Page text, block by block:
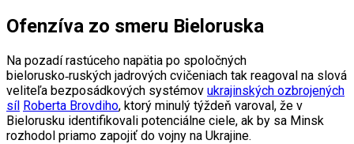
Ofenzíva zo smeru Bieloruska
Na pozadí rastúceho napätia po spoločných
bielorusko‑ruských jadrových cvičeniach tak reagoval na slová
veliteľa bezposádkových systémov ukrajinských ozbrojených
síl Roberta Brovdiho, ktorý minulý týždeň varoval, že v
Bielorusku identifikovali potenciálne ciele, ak by sa Minsk
rozhodol priamo zapojiť do vojny na Ukrajine.